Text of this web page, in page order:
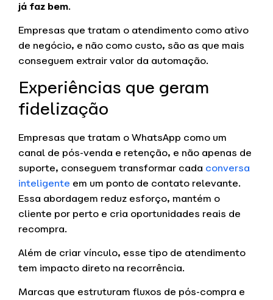
já faz bem.
Empresas que tratam o atendimento como ativo
de negócio, e não como custo, são as que mais
conseguem extrair valor da automação.
Experiências que geram
fidelização
Empresas que tratam o WhatsApp como um
canal de pós-venda e retenção, e não apenas de
suporte, conseguem transformar cada conversa
inteligente em um ponto de contato relevante.
Essa abordagem reduz esforço, mantém o
cliente por perto e cria oportunidades reais de
recompra.
Além de criar vínculo, esse tipo de atendimento
tem impacto direto na recorrência.
Marcas que estruturam fluxos de pós-compra e